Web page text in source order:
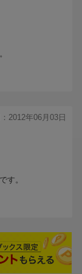
2012年06月03日
す。